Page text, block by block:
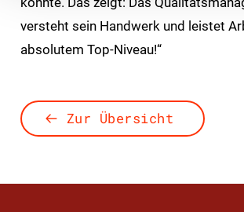
versteht sein Handwerk und leistet
absolutem Top-Niveau!“
Zur Übersicht